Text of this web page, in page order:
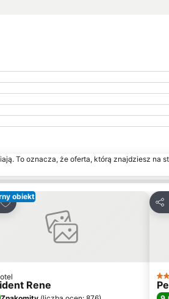
To oznacza, że oferta, którą znajdziesz na
obiektdo ulubionych
Rene 3